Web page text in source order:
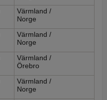
Värmland /
Norge
Värmland /
Norge
Värmland /
Örebro
Värmland /
Norge